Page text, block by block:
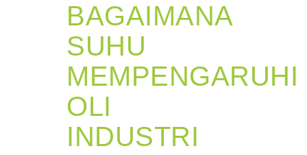
BAGAIMANA
SUHU
MEMPENGARUHI
OLI
INDUSTRI